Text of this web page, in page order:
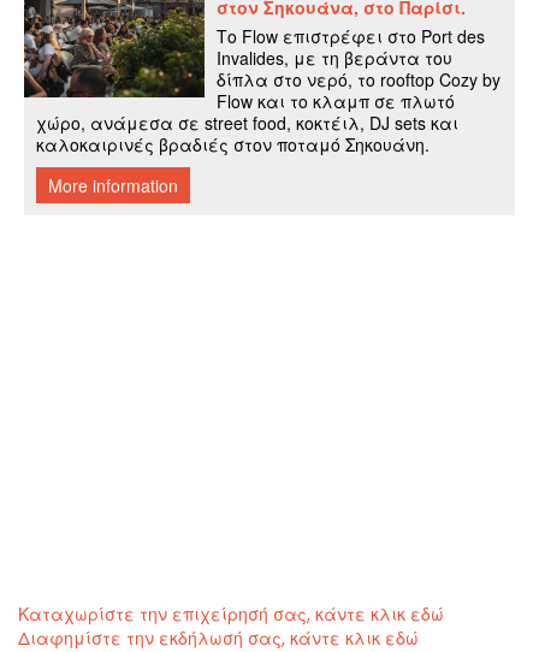
Καταχωρίστε την επιχείρησή σας, κάντε κλικ εδώ
Διαφημίστε την εκδήλωσή σας, κάντε κλικ εδώ